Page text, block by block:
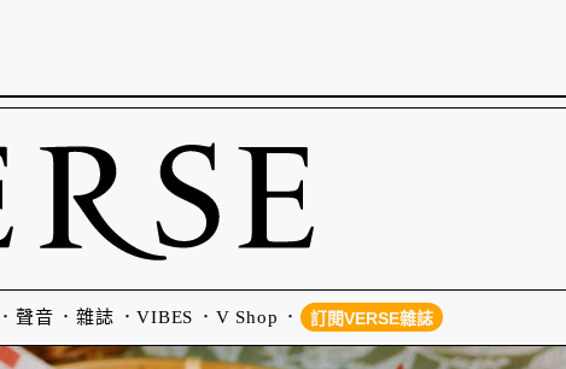
聲音 雜誌 VIBES V Shop 訂閱VERSE雜誌